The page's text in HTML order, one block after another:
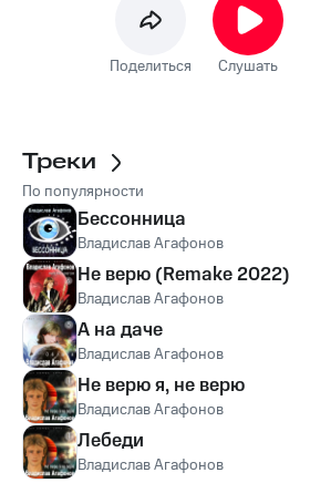
Поделиться Слушать
Треки
По популярности
Бессонница
Владислав Агафонов
Не верю (Remake 2022)
Владислав Агафонов
А на даче
Владислав Агафонов
Не верю я, не верю
Владислав Агафонов
Лебеди
Владислав Агафонов